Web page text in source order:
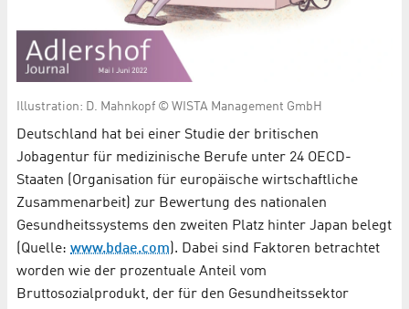
Illustration: D. Mahnkopf © WISTA Management GmbH
Deutschland hat bei einer Studie der britischen
Jobagentur für medizinische Berufe unter 24 OECD-
Staaten (Organisation für europäische wirtschaftliche
Zusammenarbeit) zur Bewertung des nationalen
Gesundheitssystems den zweiten Platz hinter Japan belegt
(Quelle: www.bdae.com ). Dabei sind Faktoren betrachtet
worden wie der prozentuale Anteil vom
Bruttosozialprodukt, der für den Gesundheitssektor